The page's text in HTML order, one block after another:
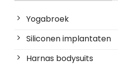
Yogabroek
Siliconen implantaten
Harnas bodysuits